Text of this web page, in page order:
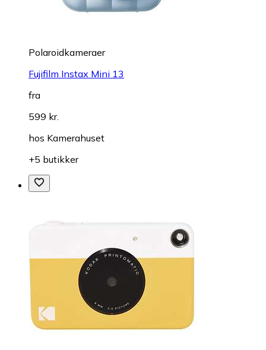
Polaroidkameraer
Fujifilm Instax Mini 13
fra
599 kr.
hos Kamerahuset
+5 butikker